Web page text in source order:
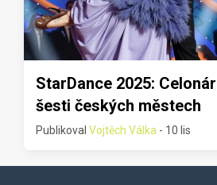
StarDance 2025:
šesti českých městech
Publikoval Vojtěch Válka - 10 lis